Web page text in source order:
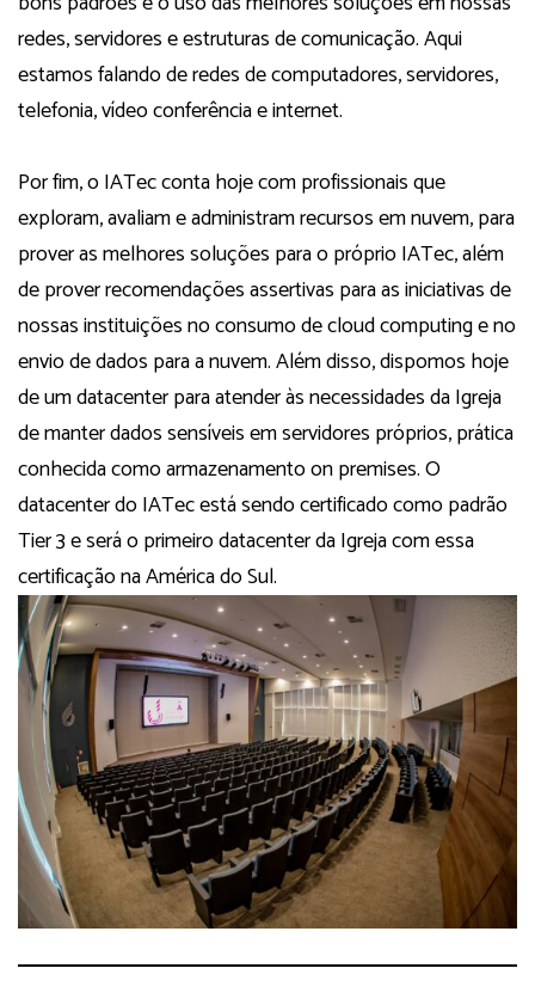
redes, servidores e estruturas de comunicação. Aqui
estamos falando de redes de computadores, servidores,
telefonia, vídeo conferência e internet.
Por fim, o IATec conta hoje com profissionais que
exploram, avaliam e administram recursos em nuvem, para
prover as melhores soluções para o próprio IATec, além
de prover recomendações assertivas para as iniciativas de
nossas instituições no consumo de cloud computing e no
envio de dados para a nuvem. Além disso, dispomos hoje
de um datacenter para atender às necessidades da Igreja
de manter dados sensíveis em servidores próprios, prática
conhecida como armazenamento on premises. O
datacenter do IATec está sendo certificado como padrão
Tier 3 e será o primeiro datacenter da Igreja com essa
certificação na América do Sul.